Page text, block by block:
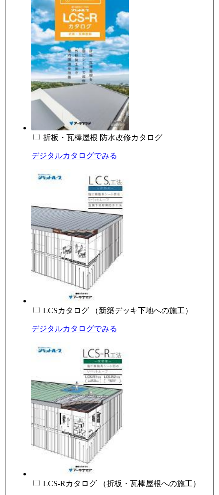
折板・瓦棒屋根 防水改修カタログ
デジタルカタログでみる
LCSカタログ （新築デッキ下地への施工）
デジタルカタログでみる
LCS-Rカタログ （折板・瓦棒屋根への施工）